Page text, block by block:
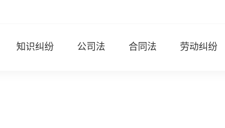
知识纠纷 公司法 合同法 劳动纠纷